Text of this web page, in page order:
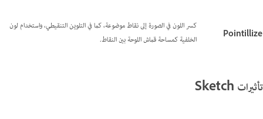
Pointillize
كسر اللون في الصورة إلى نقاط موضوعة، كما في التلوين التنقيطي، واستخدام لون
الخلفية كمساحة قماش اللوحة بين النقاط.
تأثيرات Sketch